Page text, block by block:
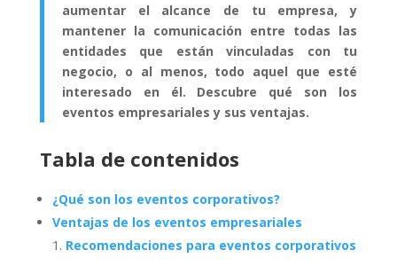
aumentar el alcance de tu empresa, y
mantener la comunicación entre todas las
entidades que están vinculadas con tu
negocio, o al menos, todo aquel que esté
interesado en él. Descubre qué son los
eventos empresariales y sus ventajas.
Tabla de contenidos
¿Qué son los eventos corporativos?
Ventajas de los eventos empresariales
Recomendaciones para eventos corporativos